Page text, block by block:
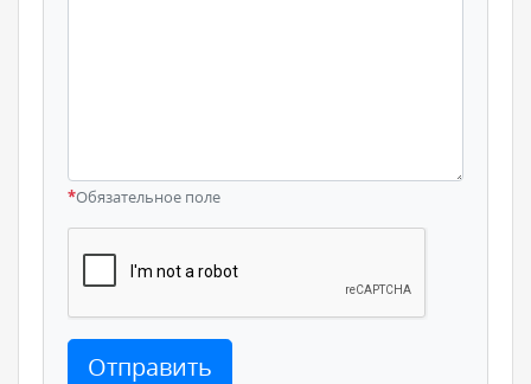
*Обязательное поле
Отправить